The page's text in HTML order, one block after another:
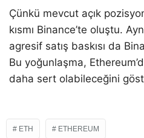
Çünkü mevcut açık
kısmı Binance’te oluştu.
agresif satış baskısı da
Bu yoğunlaşma,
daha sert olabileceğini
ETH ETHEREUM